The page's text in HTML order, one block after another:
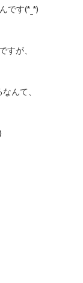
です(*_*)
が、
んて、